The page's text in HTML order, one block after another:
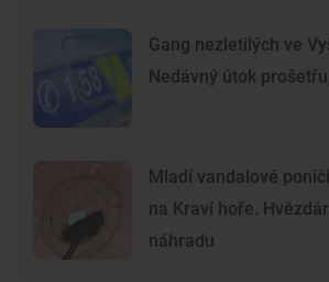
Gang nezletilých ve
Nedávný útok
Mladí vandalové
na Kraví hoře.
náhradu